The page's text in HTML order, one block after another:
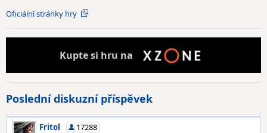
Oficiální stránky hry
Kuptesi hru na
Poslední diskuzní příspěvek
Fritol
17288